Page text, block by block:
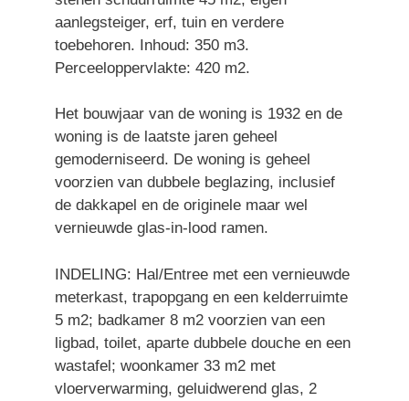
aanlegsteiger, erf, tuin en verdere
toebehoren. Inhoud: 350 m3.
Perceeloppervlakte: 420 m2.
Het bouwjaar van de woning is 1932 en de
woning is de laatste jaren geheel
gemoderniseerd. De woning is geheel
voorzien van dubbele beglazing, inclusief
de dakkapel en de originele maar wel
vernieuwde glas-in-lood ramen.
INDELING: Hal/Entree met een vernieuwde
meterkast, trapopgang en een kelderruimte
5 m2; badkamer 8 m2 voorzien van een
ligbad, toilet, aparte dubbele douche en een
wastafel; woonkamer 33 m2 met
vloerverwarming, geluidwerend glas, 2